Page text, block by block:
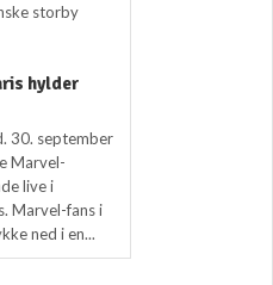
storby
hylder
30. september
Marvel-
live i
Marvel-fans i
ned i en...